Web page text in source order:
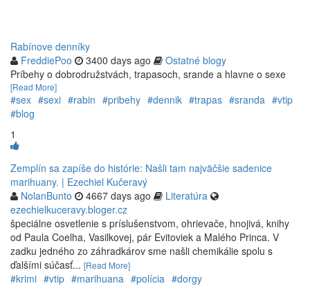
Rabínove denníky
FreddiePoo
3400 days ago
Ostatné blogy
Príbehy o dobrodružstvách, trapasoch, srande a hlavne o sexe
[Read More]
#sex #sexi #rabin #pribehy #dennik #trapas #sranda #vtip
#blog
1
Zemplín sa zapíše do histórie: Našli tam najväčšie sadenice
marihuany. | Ezechiel Kučeravý
NolanBunto
4667 days ago
Literatúra
ezechielkuceravy.bloger.cz
špeciálne osvetlenie s príslušenstvom, ohrievače, hnojivá, knihy
od Paula Coelha, Vasilkovej, pár Evitoviek a Malého Princa. V
zadku jedného zo záhradkárov sme našli chemikálie spolu s
ďalšími súčasť... [Read More]
#krimi #vtip #marihuana #polícia #dorgy